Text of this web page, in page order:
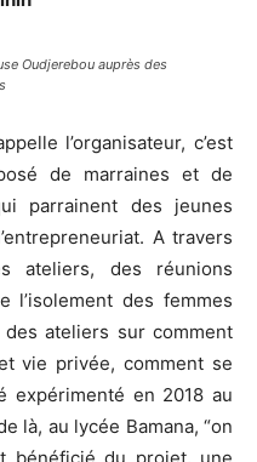
Oudjerebou auprès des
l’organisateur, c’est
de marraines et de
parrainent des jeunes
A travers
ateliers, des réunions
l’isolement des femmes
ateliers sur comment
vie privée, comment se
expérimenté en 2018 au
là, au lycée Bamana, “on